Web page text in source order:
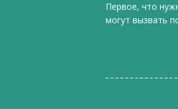
Первое, что
могут вызвать